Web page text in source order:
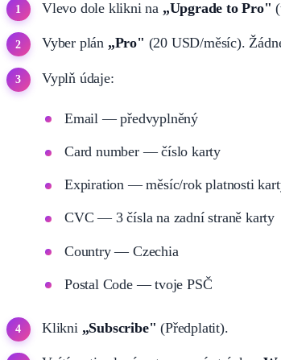
Vlevo dole klikni na „Upgrade to Pro"
Vyber plán „Pro" (20 USD/měsíc).
Vyplň údaje:
Email — předvyplněný
Card number — číslo karty
Expiration — měsíc/rok platnosti
CVC — 3 čísla na zadní straně karty
Country — Czechia
Postal Code — tvoje PSČ
Klikni „Subscribe" (Předplatit).